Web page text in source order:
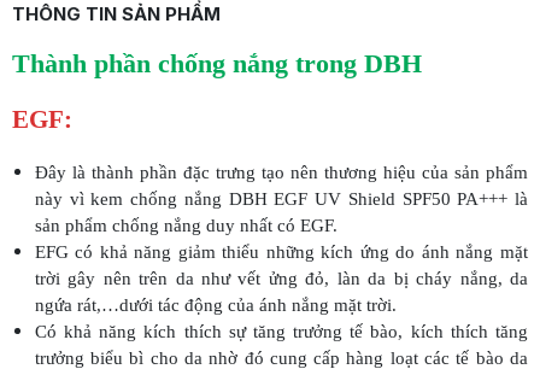
THÔNG TIN SẢN PHẨM
Thành phần chống nắng trong DBH
EGF:
Đây là thành phần đặc trưng tạo nên thương hiệu của sản phẩm
này vì kem chống nắng DBH EGF UV Shield SPF50 PA+++ là
sản phẩm chống nắng duy nhất có EGF.
EFG có khả năng giảm thiểu những kích ứng do ánh nắng mặt
trời gây nên trên da như vết ửng đỏ, làn da bị cháy nắng, da
ngứa rát,…dưới tác động của ánh nắng mặt trời.
Có khả năng kích thích sự tăng trưởng tế bào, kích thích tăng
trưởng biểu bì cho da nhờ đó cung cấp hàng loạt các tế bào da